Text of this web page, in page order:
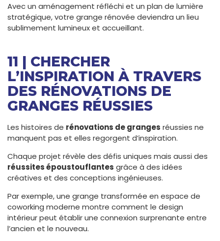
Avec un aménagement réfléchi et un plan de lumière
stratégique, votre grange rénovée deviendra un lieu
sublimement lumineux et accueillant.
11 | CHERCHER
L’INSPIRATION À TRAVERS
DES RÉNOVATIONS DE
GRANGES RÉUSSIES
Les histoires de rénovations de granges réussies ne
manquent pas et elles regorgent d’inspiration.
Chaque projet révèle des défis uniques mais aussi des
réussites époustouflantes grâce à des idées
créatives et des conceptions ingénieuses.
Par exemple, une grange transformée en espace de
coworking moderne montre comment le design
intérieur peut établir une connexion surprenante entre
l’ancien et le nouveau.